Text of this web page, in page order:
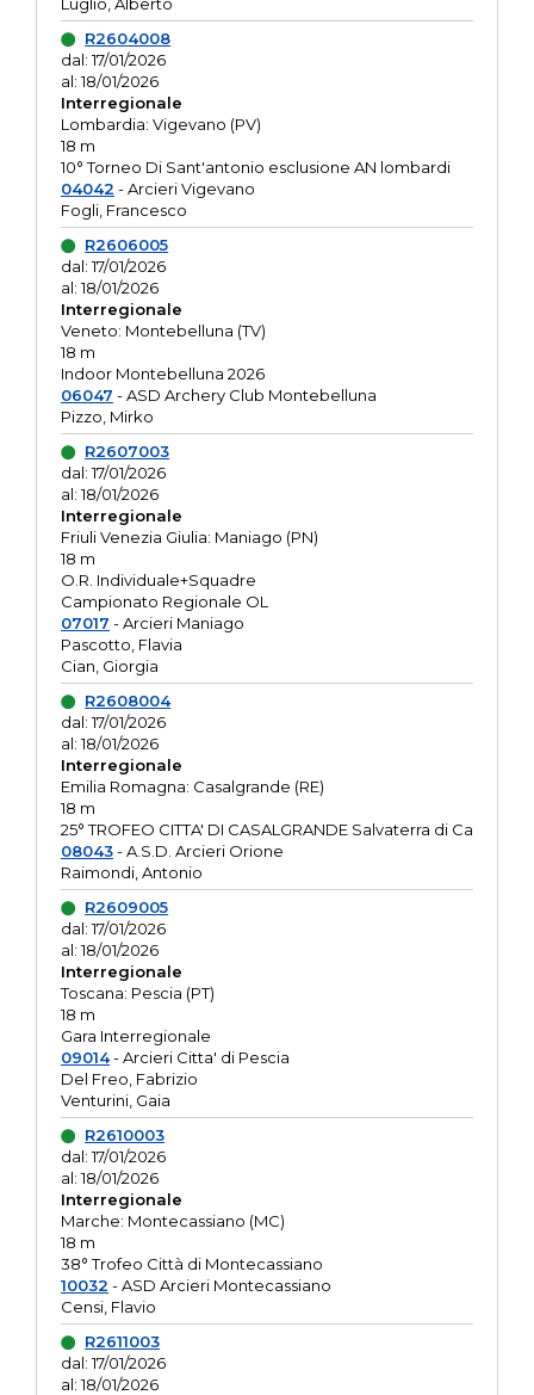
R2604008
dal: 17/01/2026
al: 18/01/2026
Interregionale
Lombardia: Vigevano (PV)
18 m
10° Torneo Di Sant'antonio esclusione AN lombardi
04042 - Arcieri Vigevano
Fogli, Francesco
R2606005
dal: 17/01/2026
al: 18/01/2026
Interregionale
Veneto: Montebelluna (TV)
18 m
Indoor Montebelluna 2026
06047 - ASD Archery Club Montebelluna
Pizzo, Mirko
R2607003
dal: 17/01/2026
al: 18/01/2026
Interregionale
Friuli Venezia Giulia: Maniago (PN)
18 m
O.R. Individuale+Squadre
Campionato Regionale OL
07017 - Arcieri Maniago
Pascotto, Flavia
Cian, Giorgia
R2608004
dal: 17/01/2026
al: 18/01/2026
Interregionale
Emilia Romagna: Casalgrande (RE)
18 m
25° TROFEO CITTA' DI CASALGRANDE Salvaterra di Ca
08043- A.S.D. Arcieri Orione
Raimondi, Antonio
R2609005
dal: 17/01/2026
al: 18/01/2026
Interregionale
Toscana: Pescia (PT)
18 m
Gara Interregionale
09014- Arcieri Citta' di Pescia
Del Freo, Fabrizio
Venturini, Gaia
R2610003
dal: 17/01/2026
al: 18/01/2026
Interregionale
Marche: Montecassiano (MC)
18 m
38° Trofeo Città di Montecassiano
10032 - ASD Arcieri Montecassiano
Censi, Flavio
R2611003
dal: 17/01/2026
al: 18/01/2026